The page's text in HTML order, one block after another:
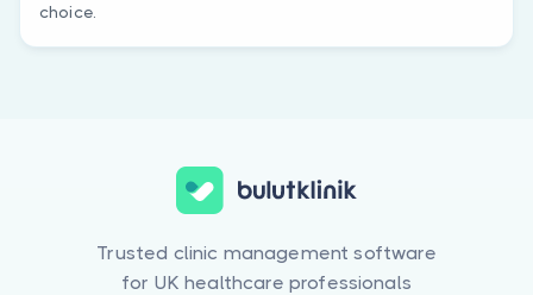
choice.
Trusted clinic management software
for UK healthcare professionals